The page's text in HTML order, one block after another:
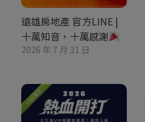
遠雄房地產 官方LINE |
十萬知音，十萬感謝
2026 年 7 月 31 日